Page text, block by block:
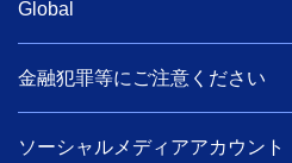
Global
金融犯罪等にご注意ください
ソーシャルメディアアカウント